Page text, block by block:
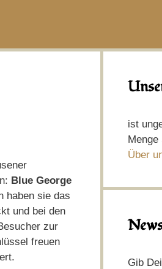
Blue George
haben sie das
und bei den
zur
freuen
ist
Über
Gib